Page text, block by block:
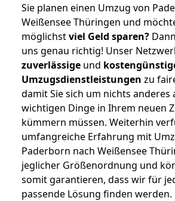
Sie planen einen Umzug von
Weißensee Thüringen und
möglichstviel Geld sparen?
uns genau richtig! Unser
zuverlässige und
Umzugsdienstleistungen zu
damit Sie sich um nichts anderes
wichtigen Dinge in Ihrem neuen
kümmern müssen. Weiterhin
umfangreiche Erfahrung mit
Paderborn nach Weißensee
jeglicher Größenordnung und
somit garantieren, dass wir für
passende Lösung finden werden.